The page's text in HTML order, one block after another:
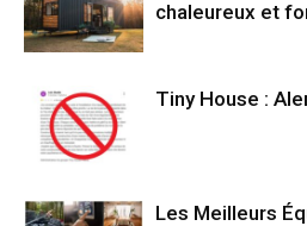
chaleureux et
Tiny House :
Les Meilleurs